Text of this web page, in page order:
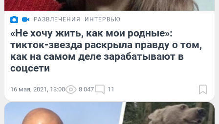
РАЗВЛЕЧЕНИЯ ИНТЕРВЬЮ
«Не хочу жить, как мои родные»:
тикток-звезда раскрыла правду о том,
как на самом деле зарабатывают в
соцсети
16 мая, 2021, 13:00 8 047 11